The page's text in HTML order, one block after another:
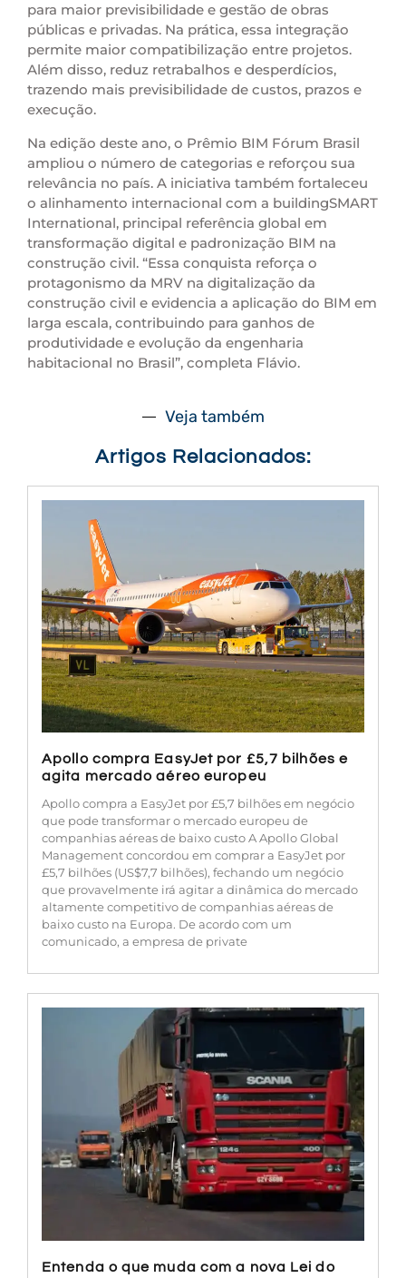
para maior previsibilidade e gestão de obras
públicas e privadas. Na prática, essa integração
permite maior compatibilização entre projetos.
Além disso, reduz retrabalhos e desperdícios,
trazendo mais previsibilidade de custos, prazos e
execução.
Na edição deste ano, o Prêmio BIM Fórum Brasil
ampliou o número de categorias e reforçou sua
relevância no país. A iniciativa também fortaleceu
o alinhamento internacional com a buildingSMART
International, principal referência global em
transformação digital e padronização BIM na
construção civil. “Essa conquista reforça o
protagonismo da MRV na digitalização da
construção civil e evidencia a aplicação do BIM em
larga escala, contribuindo para ganhos de
produtividade e evolução da engenharia
habitacional no Brasil”, completa Flávio.
Veja também
Artigos Relacionados:
Apollo compra EasyJet por £5,7 bilhões e
agita mercado aéreo europeu
Apollo compra a EasyJet por £5,7 bilhões em negócio
que pode transformar o mercado europeu de
companhias aéreas de baixo custo A Apollo Global
Management concordou em comprar a EasyJet por
£5,7 bilhões (US$7,7 bilhões), fechando um negócio
que provavelmente irá agitar a dinâmica do mercado
altamente competitivo de companhias aéreas de
baixo custo na Europa. De acordo com um
comunicado, a empresa de private
Entenda o que muda com a nova Lei do